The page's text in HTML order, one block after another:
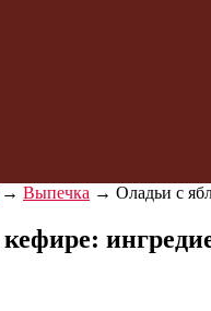
→ Выпечка → Оладьи с